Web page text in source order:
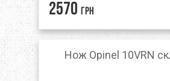
2570 грн
Нож Opinel 10VRN